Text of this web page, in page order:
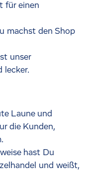
für einen
machst den Shop
unser
lecker.
Laune und
die Kunden,
hast Du
und weißt,